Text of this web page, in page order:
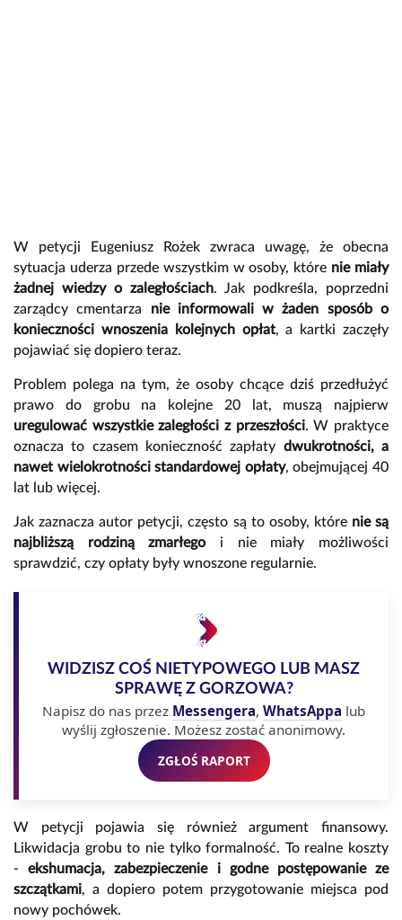
W petycji Eugeniusz Rożek zwraca uwagę, że obecna
sytuacja uderza przede wszystkim w osoby, które nie miały
żadnej wiedzy o zaległościach. Jak podkreśla, poprzedni
zarządcy cmentarza nie informowali w żaden sposób o
konieczności wnoszenia kolejnych opłat, a kartki zaczęły
pojawiać się dopiero teraz.
Problem polega na tym, że osoby chcące dziś przedłużyć
prawo do grobu na kolejne 20 lat, muszą najpierw
uregulować wszystkie zaległości z przeszłości. W praktyce
oznacza to czasem konieczność zapłaty dwukrotności, a
nawet wielokrotności standardowej opłaty, obejmującej 40
lat lub więcej.
Jak zaznacza autor petycji, często są to osoby, które nie są
najbliższą rodziną zmarłegoi nie miały możliwości
sprawdzić, czy opłaty były wnoszone regularnie.
WIDZISZ COŚ NIETYPOWEGO LUB MASZ
SPRAWĘ Z GORZOWA?
Napisz do nas przez Messengera, WhatsAppa lub
wyślij zgłoszenie. Możesz zostać anonimowy.
ZGŁOŚ RAPORT
W petycji pojawia się również argument finansowy.
Likwidacja grobu to nie tylko formalność. To realne koszty
-ekshumacja, zabezpieczenie i godne postępowanie ze
szczątkami, a dopiero potem przygotowanie miejsca pod
nowy pochówek.